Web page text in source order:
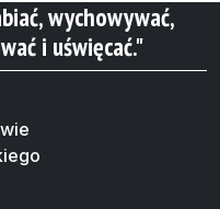
wychowywać,
i uświęcać."